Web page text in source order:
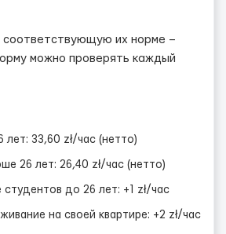
соответствующую их норме –
можно проверять каждый
33,60 zł/час (нетто)
26 лет: 26,40 zł/час (нетто)
до 26 лет: +1 zł/час
на своей квартире: +2 zł/час